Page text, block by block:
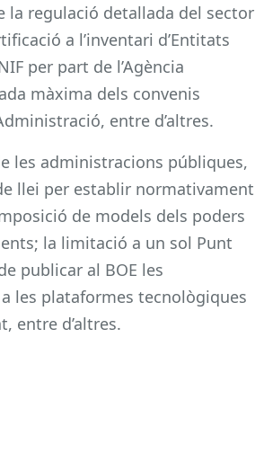
regulació detallada del sector
a l’inventari d’Entitats
per part de l’Agència
màxima dels convenis
entre d’altres.
les administracions públiques,
llei per establir normativament
de models dels poders
la limitació a un sol Punt
publicar al BOE les
les plataformes tecnològiques
entre d’altres.